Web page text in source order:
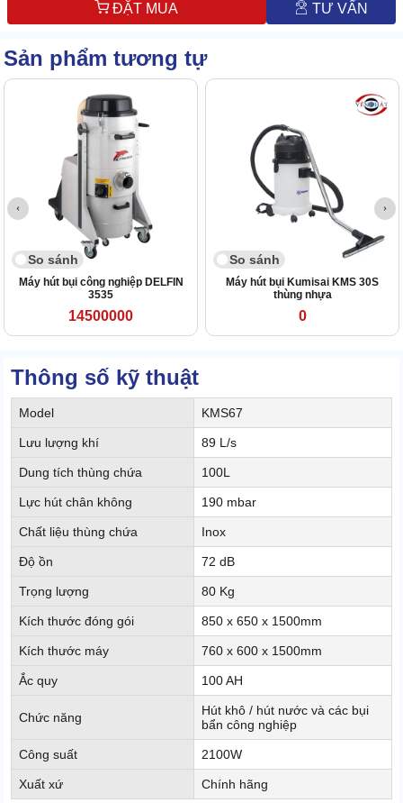
ĐẶT MUA TƯ VẤN
Sản phẩm tương tự
So sánh
Máy hút bụi công nghiệp DELFIN
3535
14500000
So sánh
Máy hút bụi Kumisai KMS 30S
thùng nhựa
0
Thông số kỹ thuật
Model KMS67
Lưu lượng khí 89 L/s
Dung tích thùng chứa 100L
Lực hút chân không 190 mbar
Chất liệu thùng chứa Inox
Độ ồn 72 dB
Trọng lượng 80 Kg
Kích thước đóng gói 850 x 650 x 1500mm
Kích thước máy 760 x 600 x 1500mm
Ắc quy 100 AH
Chức năng
Hút khô / hút nước và các bụi
bẩn công nghiệp
Công suất 2100W
Xuất xứ Chính hãng